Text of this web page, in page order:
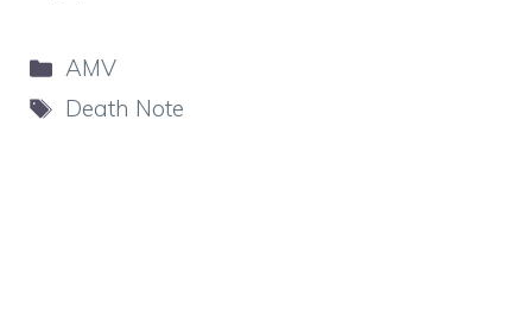
Categorie
AMV
Tag
Death Note